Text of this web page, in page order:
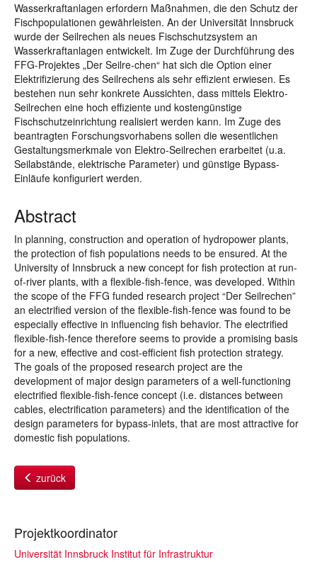
Wasserkraftanlagen erfordern Maßnahmen, die den Schutz der
Fischpopulationen gewährleisten. An der Universität Innsbruck
wurde der Seilrechen als neues Fischschutzsystem an
Wasserkraftanlagen entwickelt. Im Zuge der Durchführung des
FFG-Projektes „Der Seilre-chen“ hat sich die Option einer
Elektrifizierung des Seilrechens als sehr effizient erwiesen. Es
bestehen nun sehr konkrete Aussichten, dass mittels Elektro-
Seilrechen eine hoch effiziente und kostengünstige
Fischschutzeinrichtung realisiert werden kann. Im Zuge des
beantragten Forschungsvorhabens sollen die wesentlichen
Gestaltungsmerkmale von Elektro-Seilrechen erarbeitet (u.a.
Seilabstände, elektrische Parameter) und günstige Bypass-
Einläufe konfiguriert werden.
Abstract
In planning, construction and operation of hydropower plants,
the protection of fish populations needs to be ensured. At the
University of Innsbruck a new concept for fish protection at run-
of-river plants, with a flexible-fish-fence, was developed. Within
the scope of the FFG funded research project “Der Seilrechen”
an electrified version of the flexible-fish-fence was found to be
especially effective in influencing fish behavior. The electrified
flexible-fish-fence therefore seems to provide a promising basis
for a new, effective and cost-efficient fish protection strategy.
The goals of the proposed research project are the
development of major design parameters of a well-functioning
electrified flexible-fish-fence concept (i.e. distances between
cables, electrification parameters) and the identification of the
design parameters for bypass-inlets, that are most attractive for
domestic fish populations.
zurück
Projektkoordinator
Universität Innsbruck Institut für Infrastruktur